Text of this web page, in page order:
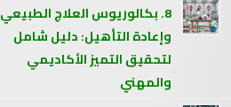
8. بكالوريوس العلاج الطبيعي
وإعادة التأهيل: دليل شامل
لتحقيق التميز الأكاديمي
والمهني